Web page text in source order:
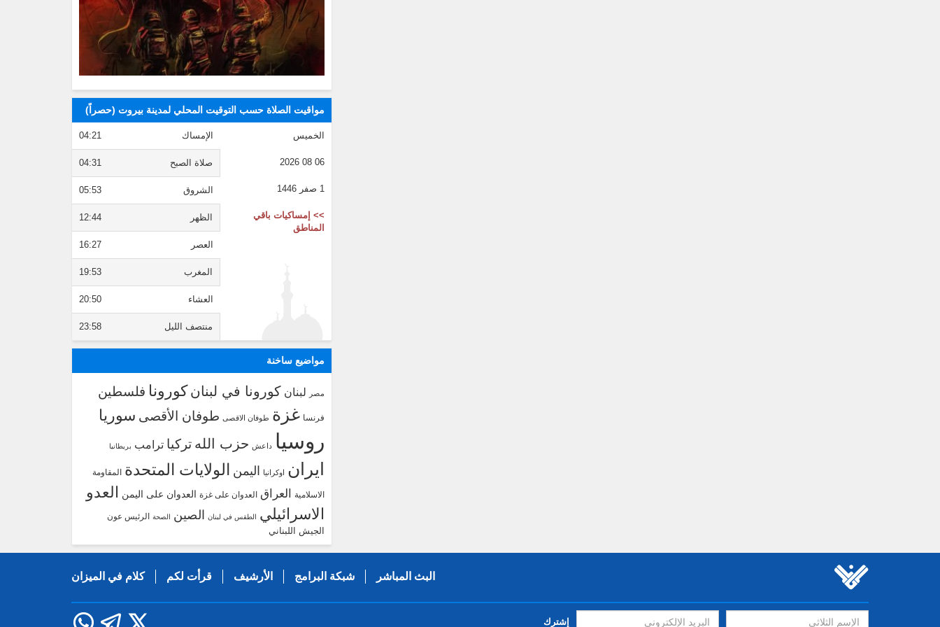
مواقيت الصلاة حسب التوقيت المحلي لمدينة بيروت (حصراً)
الخميس
06 08 2026
1 صفر 1446
>> إمساكيات باقي
المناطق
الإمساك 04:21
صلاة الصبح 04:31
الشروق 05:53
الظهر 12:44
العصر 16:27
المغرب 19:53
العشاء 20:50
منتصف الليل 23:58
مواضيع ساخنة
مصر لبنان كورونا في لبنان كورونا فلسطين
فرنسا غزة طوفان الاقصى طوفان الأقصى سوريا
روسيا داعش حزب الله تركيا ترامب بريطانيا
ايران اوكرانيا اليمن الولايات المتحدة المقاومة
الاسلامية العراق العدوان على غزة العدوان على اليمن العدو
الاسرائيلي الطقس في لبنان الصين الصحة الرئيس عون
الجيش اللبناني
البث المباشر شبكة البرامج الأرشيف قرأت لكم كلام في الميزان
إشترك